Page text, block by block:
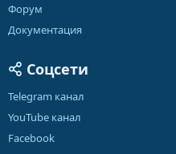
Форум
Документация
Соцсети
Telegram канал
YouTube канал
Facebook